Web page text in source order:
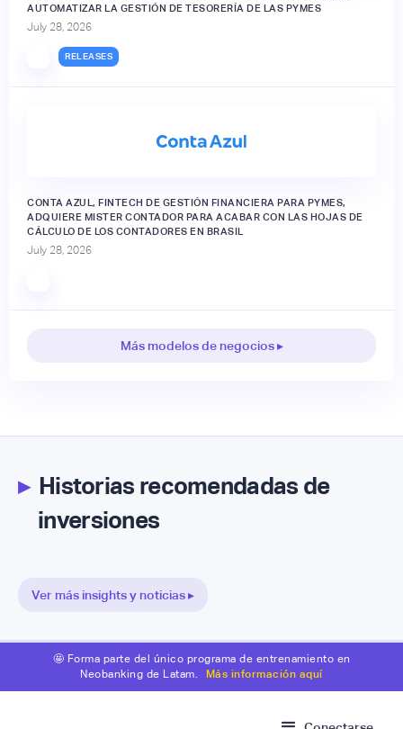
AUTOMATIZAR LA GESTIÓN DE TESORERÍA DE LAS PYMES
July 28, 2026
RELEASES
CONTA AZUL, FINTECH DE GESTIÓN FINANCIERA PARA PYMES,
ADQUIERE MISTER CONTADOR PARA ACABAR CON LAS HOJAS DE
CÁLCULO DE LOS CONTADORES EN BRASIL
July 28, 2026
Más modelos de negocios ▸
▸Historias recomendadas de
inversiones
Ver más insights y noticias ▸
🤩 Forma parte del único programa de entrenamiento en
Neobanking de Latam.
Más información aquí